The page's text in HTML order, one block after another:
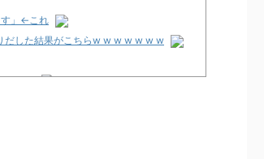
す」←これ
だした結果がこちらw w w w w w w
中！？